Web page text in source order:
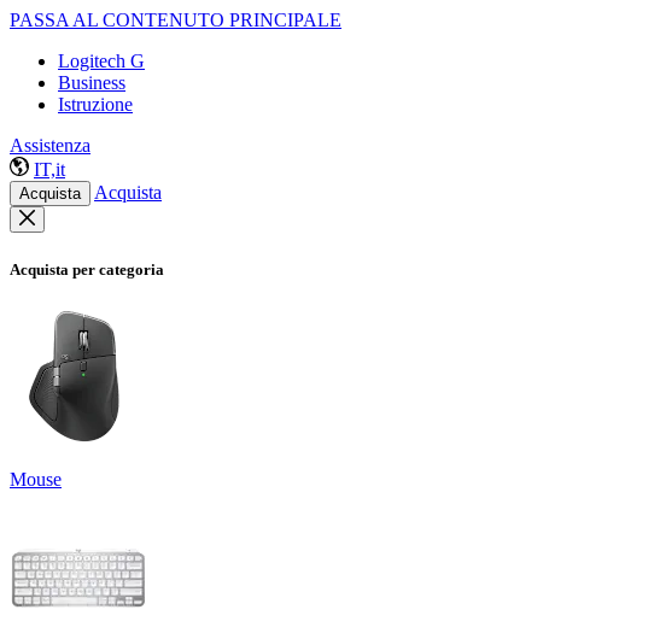
PASSA AL CONTENUTO PRINCIPALE
Logitech G
Business
Istruzione
Assistenza
IT,it
Acquista Acquista
Acquista per categoria
Mouse